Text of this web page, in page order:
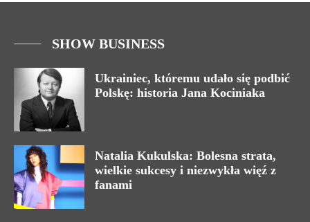
SHOW BUSINESS
Ukrainiec, któremu udało się podbić
Polskę: historia Jana Kociniaka
Natalia Kukulska: Bolesna strata,
wielkie sukcesy i niezwykła więź z
fanami